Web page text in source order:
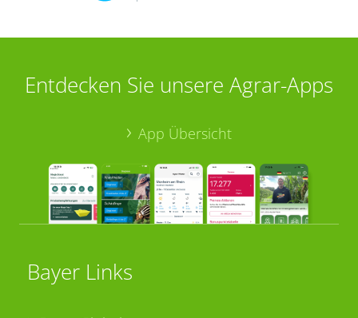
Entdecken Sie unsere Agrar-Apps
App Übersicht
Bayer Links